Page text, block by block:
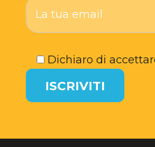
Dichiaro di